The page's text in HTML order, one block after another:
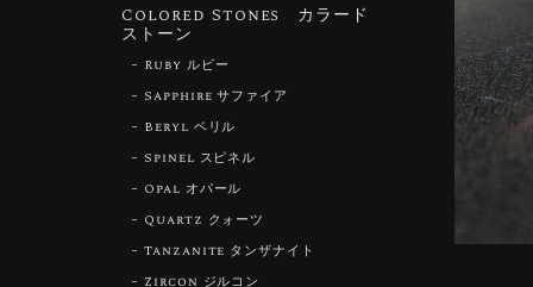
Colored Stones カラード
ストーン
Ruby ルビー
Sapphire サファイア
Beryl ベリル
Spinel スピネル
Opal オパール
Quartz クォーツ
Tanzanite タンザナイト
Zircon ジルコン